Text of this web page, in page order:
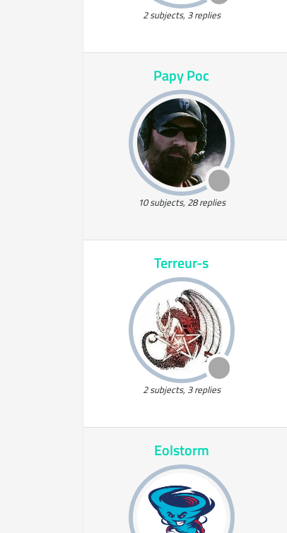
2 subjects, 3 replies
Papy Poc
10 subjects, 28 replies
Terreur-s
2 subjects, 3 replies
Eolstorm